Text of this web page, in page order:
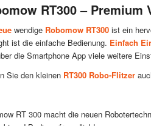
RT300 – Premium
wendige Robomow RT300 ist ein
ist die einfache Bedienung. Einfach
die Smartphone App viele weitere
Sie den kleinen RT300 Robo-Flitzer
RT 300 macht die neuen